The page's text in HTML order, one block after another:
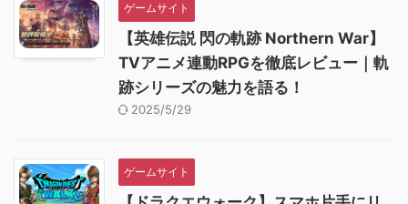
ゲームサイト
【英雄伝説 閃の軌跡 Northern War】
TVアニメ連動RPGを徹底レビュー｜軌
跡シリーズの魅力を語る！
2025/5/29
ゲームサイト